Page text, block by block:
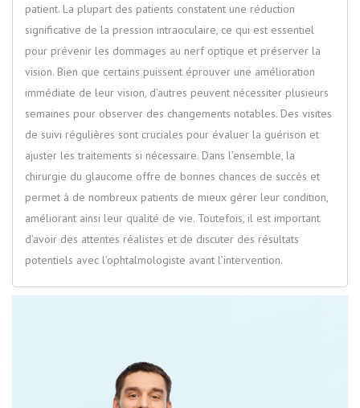
patient. La plupart des patients constatent une réduction
significative de la pression intraoculaire, ce qui est essentiel
pour prévenir les dommages au nerf optique et préserver la
vision. Bien que certains puissent éprouver une amélioration
immédiate de leur vision, d’autres peuvent nécessiter plusieurs
semaines pour observer des changements notables. Des visites
de suivi régulières sont cruciales pour évaluer la guérison et
ajuster les traitements si nécessaire. Dans l’ensemble, la
chirurgie du glaucome offre de bonnes chances de succès et
permet à de nombreux patients de mieux gérer leur condition,
améliorant ainsi leur qualité de vie. Toutefois, il est important
d’avoir des attentes réalistes et de discuter des résultats
potentiels avec l’ophtalmologiste avant l’intervention.